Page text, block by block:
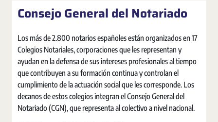
Consejo General del Notariado
Los más de 2.800 notarios españoles están organizados en 17
Colegios Notariales, corporaciones que les representan y
ayudan en la defensa de sus intereses profesionales al tiempo
que contribuyen a su formación continua y controlan el
cumplimiento de la actuación social que les corresponde. Los
decanos de estos colegios integran el Consejo General del
Notariado (CGN), que representa al colectivo a nivel nacional.